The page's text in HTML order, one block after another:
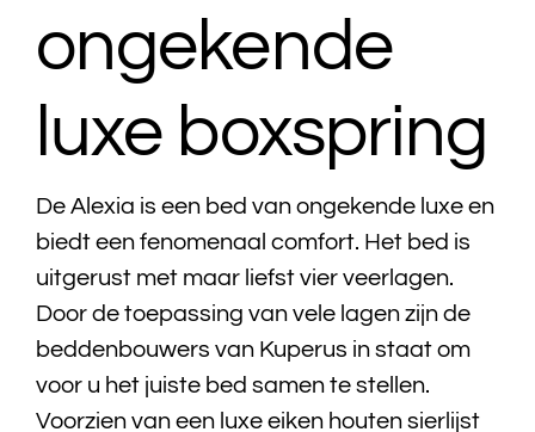
Matrassen
Topmatrassen
Dekbedden
Kussens
ongekende
luxe boxspring
De Alexia is een bed van ongekende luxe en
biedt een fenomenaal comfort. Het bed is
uitgerust met maar liefst vier veerlagen.
Door de toepassing van vele lagen zijn de
beddenbouwers van Kuperus in staat om
voor u het juiste bed samen te stellen.
Voorzien van een luxe eiken houten sierlijst